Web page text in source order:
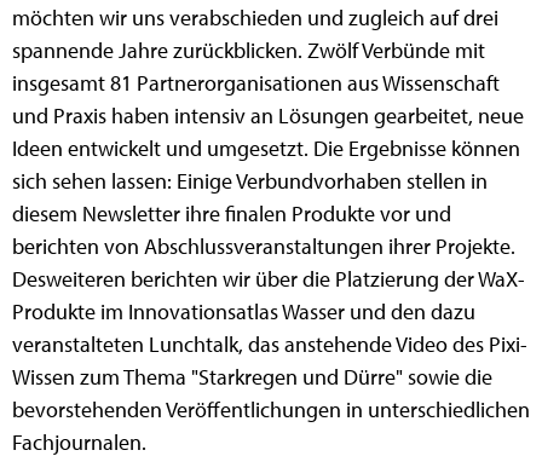
möchten wir uns verabschieden und zugleich auf drei
spannende Jahre zurückblicken. Zwölf Verbünde mit
insgesamt 81 Partnerorganisationen aus Wissenschaft
und Praxis haben intensiv an Lösungen gearbeitet, neue
Ideen entwickelt und umgesetzt. Die Ergebnisse können
sich sehen lassen: Einige Verbundvorhaben stellen in
diesem Newsletter ihre finalen Produkte vor und
berichten von Abschlussveranstaltungen ihrer Projekte.
Desweiteren berichten wir über die Platzierung der WaX-
Produkte im Innovationsatlas Wasser und den dazu
veranstalteten Lunchtalk, das anstehende Video des Pixi-
Wissen zum Thema "Starkregen und Dürre" sowie die
bevorstehenden Veröffentlichungen in unterschiedlichen
Fachjournalen.